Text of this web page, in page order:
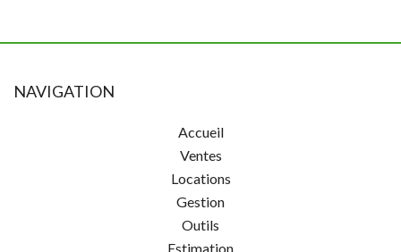
NAVIGATION
Accueil
Ventes
Locations
Gestion
Outils
Estimation